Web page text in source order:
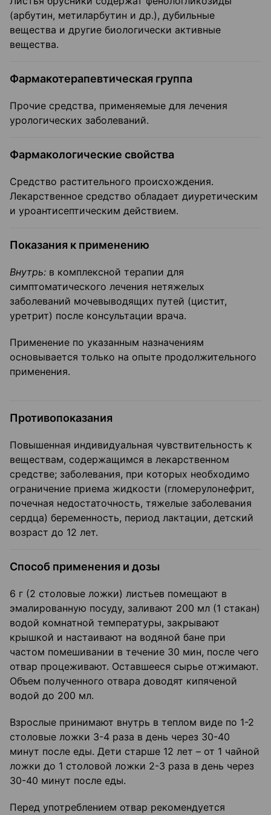
(арбутин, метиларбутин и др.), дубильные
вещества и другие биологически активные
вещества.
Фармакотерапевтическая группа
Прочие средства, применяемые для лечения
урологических заболеваний.
Фармакологические свойства
Средство растительного происхождения.
Лекарственное средство обладает диуретическим
и уроантисептическим действием.
Показания к применению
Внутрь: в комплексной терапии для
симптоматического лечения нетяжелых
заболеваний мочевыводящих путей (цистит,
уретрит) после консультации врача.
Применение по указанным назначениям
основывается только на опыте продолжительного
применения.
Противопоказания
Повышенная индивидуальная чувствительность к
веществам, содержащимся в лекарственном
средстве; заболевания, при которых необходимо
ограничение приема жидкости (гломерулонефрит,
почечная недостаточность, тяжелые заболевания
сердца) беременность, период лактации, детский
возраст до 12 лет.
Способ применения и дозы
6 г (2 столовые ложки) листьев помещают в
эмалированную посуду, заливают 200 мл (1 стакан)
водой комнатной температуры, закрывают
крышкой и настаивают на водяной бане при
частом помешивании в течение 30 мин, после чего
отвар процеживают. Оставшееся сырье отжимают.
Объем полученного отвара доводят кипяченой
водой до 200 мл.
Взрослые принимают внутрь в теплом виде по 1-2
столовые ложки 3-4 раза в день через 30-40
минут после еды. Дети старше 12 лет – от 1 чайной
ложки до 1 столовой ложки 2-3 раза в день через
30-40 минут после еды.
Перед употреблением отвар рекомендуется